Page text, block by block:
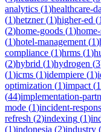
analytics (1)healthcare-
(1)hetzner(1)higher-ed (1
(2)home-goods (1)
(1)hotel-management (1)
compliance (1)hrms (1)
(2)hybrid (1)hydrogen (3
(1)icms (1)idempiere (1)
optimization (1)impact (1
(44)implementation-
mode (1)incident-
refresh (2)indexing (1)
(1)indonesia (2)industry (